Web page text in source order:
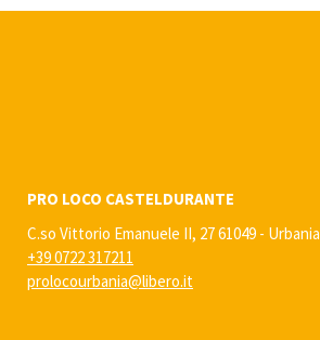
PRO LOCO CASTELDURANTE
C.so Vittorio Emanuele II, 27 61049 - Urbania
+39 0722 317211
prolocourbania@libero.it